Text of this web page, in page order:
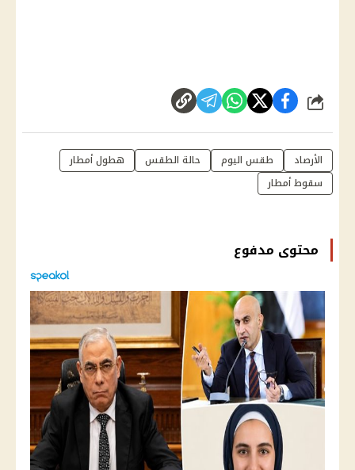
شارك
الأرصاد طقس اليوم حالة الطقس
هطول أمطار
سقوط أمطار
محتوى مدفوع